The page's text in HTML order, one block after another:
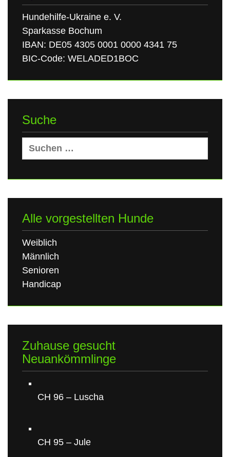
Hundehilfe-Ukraine e. V.
Sparkasse Bochum
IBAN: DE05 4305 0001 0000 4341 75
BIC-Code: WELADED1BOC
Suche
Suchen
nach:
Alle vorgestellten Hunde
Weiblich
Männlich
Senioren
Handicap
Zuhause gesucht
Neuankömmlinge
CH 96 – Luscha
CH 95 – Jule